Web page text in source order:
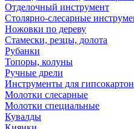
Отделочный инструмент
Столярно-слесарные
Ножовки по дереву
Стамески, резцы, долота
Рубанки
Топоры, колуны
Ручные дрели
Инструменты для
Молотки слесарные
Молотки специальные
Кувалды